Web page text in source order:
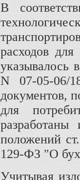
В
расходов
указывалось
N 07-05-06/
документов,
для
положений
129-ФЗ "О
Учитывая